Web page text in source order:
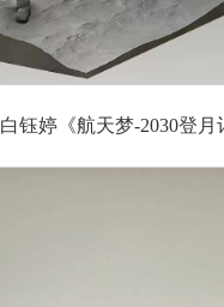
白钰婷《航天梦-2030登月